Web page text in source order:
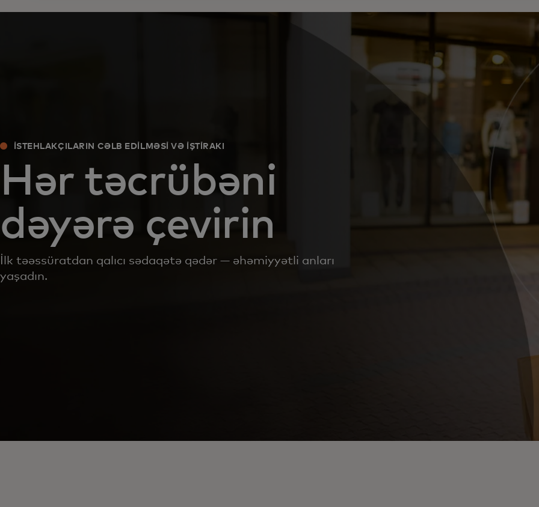
İSTEHLAKÇILARIN CƏLB EDILMƏSI VƏ İŞTIRAKI
Hər təcrübəni
dəyərə çevirin
İlk təəssüratdan qalıcı sədaqətə qədər — əhəmiyyətli anları
yaşadın.